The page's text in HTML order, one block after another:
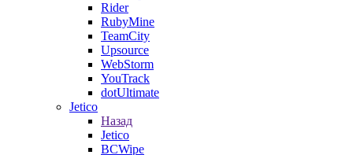
Rider
RubyMine
TeamCity
Upsource
WebStorm
YouTrack
dotUltimate
Jetico
Назад
Jetico
BCWipe